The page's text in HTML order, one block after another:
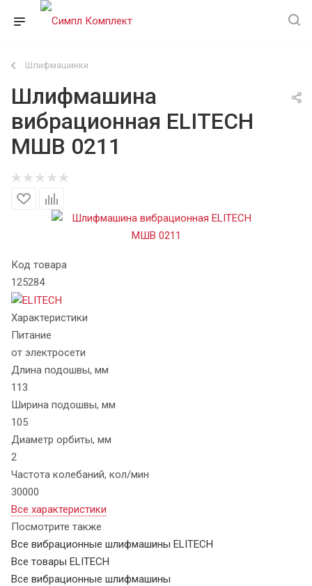
Шлифмашинки
Шлифмашина
вибрационная ELITECH
МШВ 0211
Код товара
125284
Характеристики
Питание
от электросети
Длина подошвы, мм
113
Ширина подошвы, мм
105
Диаметр орбиты, мм
2
Частота колебаний, кол/мин
30000
Все характеристики
Посмотрите также
Все вибрационные шлифмашины ELITECH
Все товары ELITECH
Все вибрационные шлифмашины